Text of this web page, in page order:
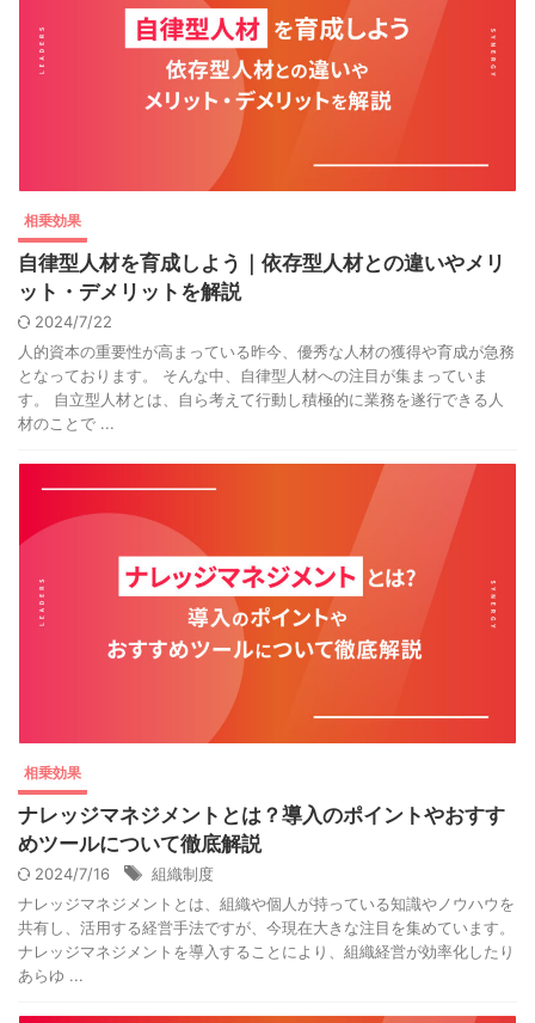
相乗効果
自律型人材を育成しよう｜依存型人材との違いやメリ
ット・デメリットを解説
2024/7/22
人的資本の重要性が高まっている昨今、優秀な人材の獲得や育成が急務
となっております。 そんな中、自律型人材への注目が集まっていま
す。 自立型人材とは、自ら考えて行動し積極的に業務を遂行できる人
材のことで ...
相乗効果
ナレッジマネジメントとは？導入のポイントやおすす
めツールについて徹底解説
2024/7/16
組織制度
ナレッジマネジメントとは、組織や個人が持っている知識やノウハウを
共有し、活用する経営手法ですが、今現在大きな注目を集めています。
ナレッジマネジメントを導入することにより、組織経営が効率化したり
あらゆ ...